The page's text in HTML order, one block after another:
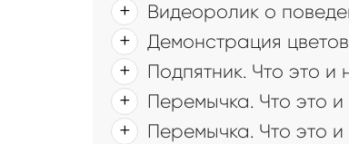
Видеоролик о
Демонстрация
Подпятник. Что это и
Перемычка. Что это
Перемычка. Что это